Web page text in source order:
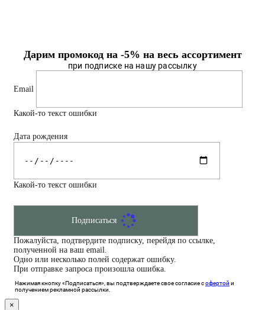
Дарим промокод на -5% на весь ассортимент
при подписке на нашу рассылку
Email
Какой-то текст ошибки
Дата рождения
Какой-то текст ошибки
Подписаться
Пожалуйста, подтвердите подписку, перейдя по ссылке,
полученной на ваш email.
Одно или несколько полей содержат ошибку.
При отправке запроса произошла ошибка.
Нажимая кнопку «Подписаться», вы подтверждаете свое согласие софертой и
получением рекламной рассылки.
×